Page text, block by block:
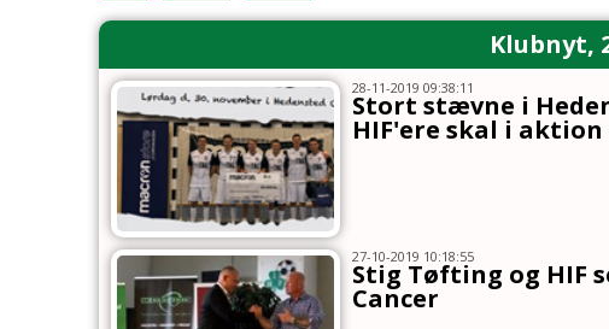
Klubnyt,
28-11-2019 09:38:11
Stort stævne i
HIF'ere skal i
27-10-2019 10:18:55
Stig Tøfting og HIF
Cancer